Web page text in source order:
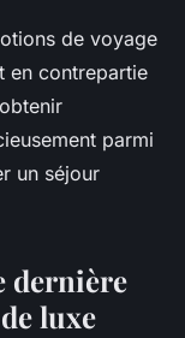
de voyage
en contrepartie
parmi
un séjour
dernière
luxe